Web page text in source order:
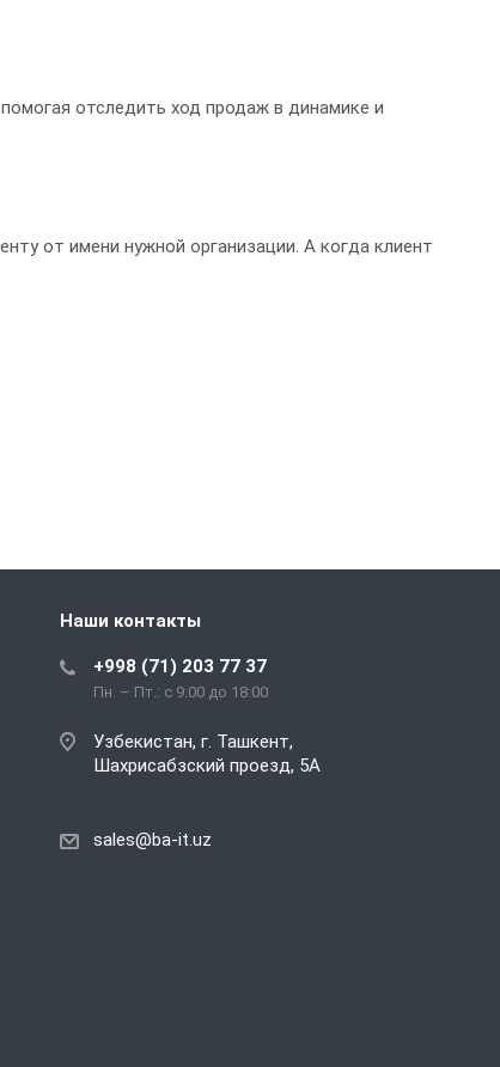
отследить ход продаж в динамике и
от имени нужной организации. А когда клиент
Наши контакты
+998 (71) 203 77 37
Пн. – Пт.: с 9:00 до 18:00
Узбекистан, г. Ташкент,
Шахрисабзский проезд, 5А
sales@ba-it.uz